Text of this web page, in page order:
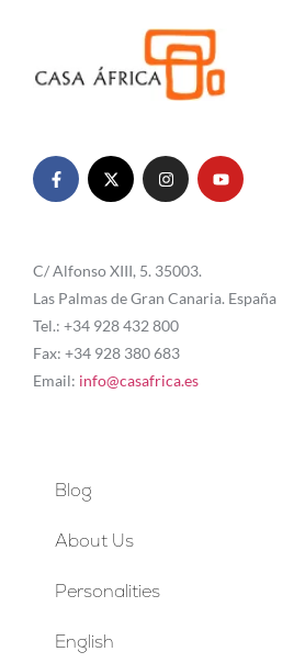
C/ Alfonso XIII, 5. 35003.
Las Palmas de Gran Canaria. España
Tel.: +34 928 432 800
Fax: +34 928 380 683
Email: info@casafrica.es
Blog
About Us
Personalities
English